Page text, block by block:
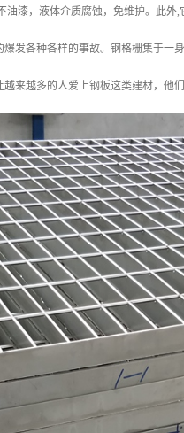
漆，液体介质腐蚀，免维护。此
发各种各样的事故。钢格栅集于一
来越多的人爱上钢板这类建材，他